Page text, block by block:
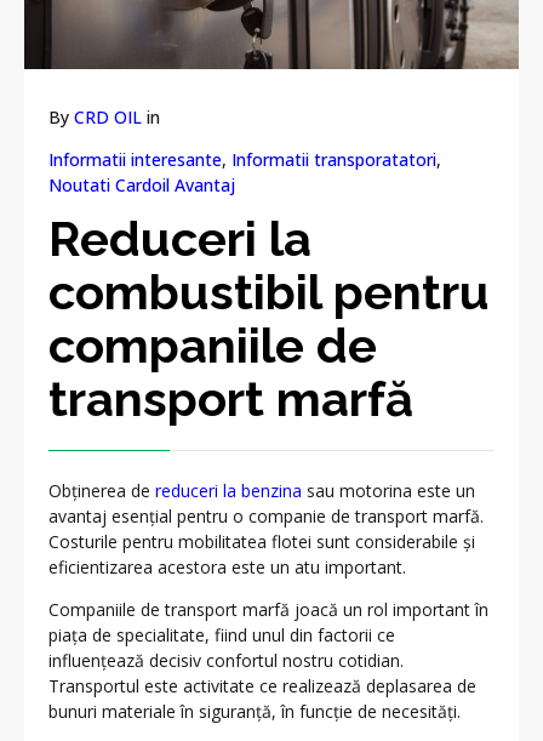
By CRD OIL in
Informatii interesante, Informatii transporatatori,
Noutati Cardoil Avantaj
Reduceri la
combustibil pentru
companiile de
transport marfă
Obținerea de reduceri la benzina sau motorina este un
avantaj esențial pentru o companie de transport marfă.
Costurile pentru mobilitatea flotei sunt considerabile și
eficientizarea acestora este un atu important.
Companiile de transport marfă joacă un rol important în
piața de specialitate, fiind unul din factorii ce
influențează decisiv confortul nostru cotidian.
Transportul este activitate ce realizează deplasarea de
bunuri materiale în siguranță, în funcție de necesități.